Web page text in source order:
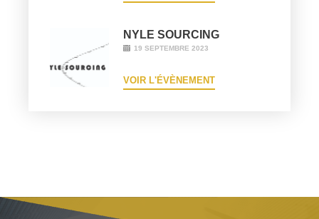
NYLE SOURCING
19 SEPTEMBRE 2023
VOIR L'ÉVÈNEMENT